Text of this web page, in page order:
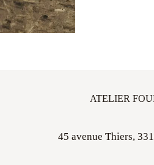
ATELIER
45 avenue Thiers,